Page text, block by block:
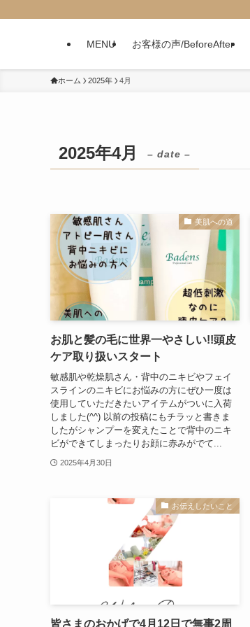
MENU お客様の声/BeforeAfter
ホーム 2025年 4月
2025年4月 – date –
美肌への道
お肌と髪の毛に世界一やさしい!!頭皮
ケア取り扱いスタート
敏感肌や乾燥肌さん・背中のニキビやフェイ
スラインのニキビにお悩みの方にぜひ一度は
使用していただきたいアイテムがついに入荷
しました(^^) 以前の投稿にもチラッと書きま
したがシャンプーを変えたことで背中のニキ
ビができてしまったりお顔に赤みがでて...
2025年4月30日
お伝えしたいこと
皆さまのおかげで4月12日で無事2周